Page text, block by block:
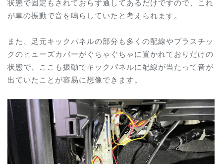
状態で固定もされておらず通してあるだけですので、これ
が車の振動で音を鳴らしていたと考えられます。
また、足元キックパネルの部分も多くの配線やプラスチッ
クのヒューズカバーがぐちゃぐちゃに置かれておりだけの
状態で、ここも振動でキックパネルに配線が当たって音が
出ていたことが容易に想像できます。